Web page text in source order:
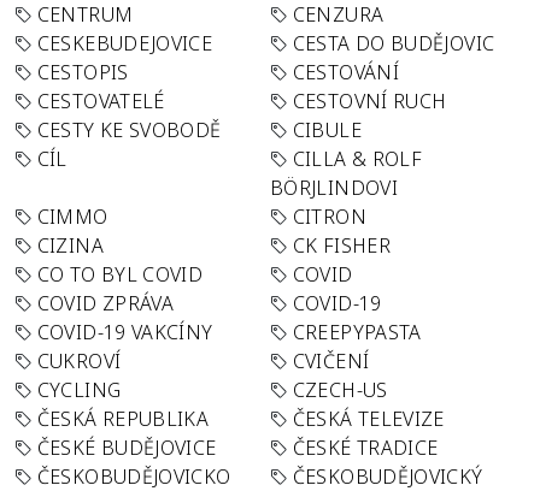
CENTRUM
CENZURA
CESKEBUDEJOVICE
CESTA DO BUDĚJOVIC
CESTOPIS
CESTOVÁNÍ
CESTOVATELÉ
CESTOVNÍ RUCH
CESTY KE SVOBODĚ
CIBULE
CÍL
CILLA & ROLF
BÖRJLINDOVI
CIMMO
CITRON
CIZINA
CK FISHER
CO TO BYL COVID
COVID
COVID ZPRÁVA
COVID-19
COVID-19 VAKCÍNY
CREEPYPASTA
CUKROVÍ
CVIČENÍ
CYCLING
CZECH-US
ČESKÁ REPUBLIKA
ČESKÁ TELEVIZE
ČESKÉ BUDĚJOVICE
ČESKÉ TRADICE
ČESKOBUDĚJOVICKO
ČESKOBUDĚJOVICKÝ